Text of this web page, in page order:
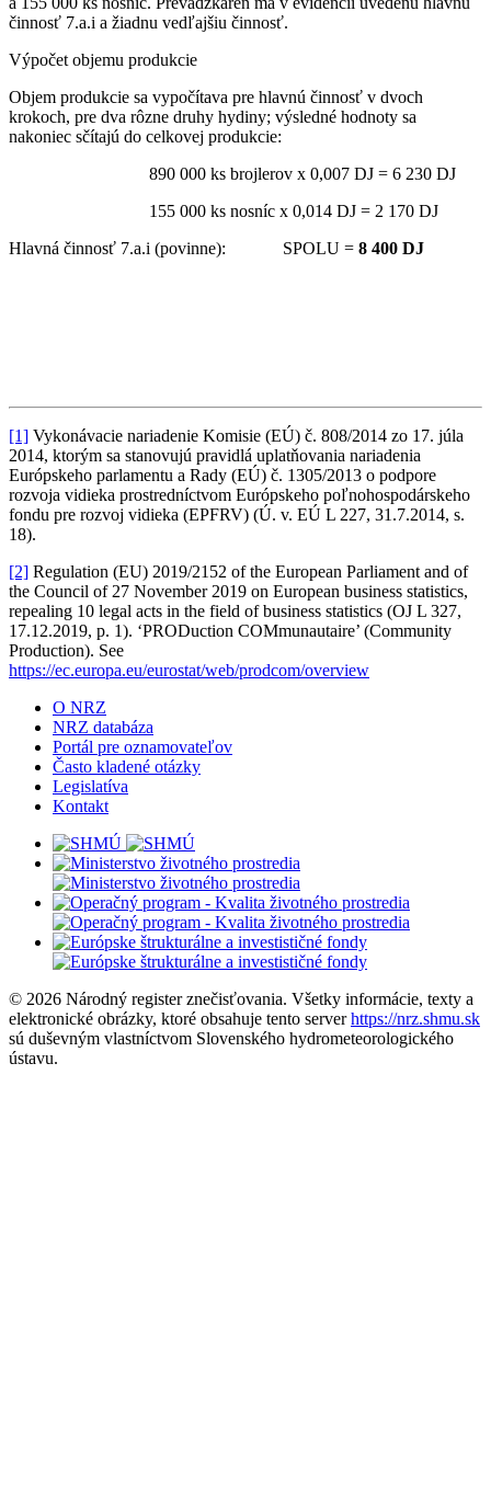
činnosť 7.a.i a žiadnu vedľajšiu činnosť.
Výpočet objemu produkcie
Objem produkcie sa vypočítava pre hlavnú činnosť v dvoch
krokoch, pre dva rôzne druhy hydiny; výsledné hodnoty sa
nakoniec sčítajú do celkovej produkcie:
890 000 ks brojlerov x 0,007 DJ = 6 230 DJ
155 000 ks nosníc x 0,014 DJ = 2 170 DJ
Hlavná činnosť 7.a.i (povinne): SPOLU = 8 400 DJ
[1] Vykonávacie nariadenie Komisie (EÚ) č. 808/2014 zo 17. júla
2014, ktorým sa stanovujú pravidlá uplatňovania nariadenia
Európskeho parlamentu a Rady (EÚ) č. 1305/2013 o podpore
rozvoja vidieka prostredníctvom Európskeho poľnohospodárskeho
fondu pre rozvoj vidieka (EPFRV) (Ú. v. EÚ L 227, 31.7.2014, s.
18).
[2] Regulation (EU) 2019/2152 of the European Parliament and of
the Council of 27 November 2019 on European business statistics,
repealing 10 legal acts in the field of business statistics (OJ L 327,
17.12.2019, p. 1). ‘PRODuction COMmunautaire’ (Community
Production). See
https://ec.europa.eu/eurostat/web/prodcom/overview
O NRZ
NRZ databáza
Portál pre oznamovateľov
Často kladené otázky
Legislatíva
Kontakt
© 2026 Národný register znečisťovania. Všetky informácie, texty a
elektronické obrázky, ktoré obsahuje tento serverhttps://nrz.shmu.sk
sú duševným vlastníctvom Slovenského hydrometeorologického
ústavu.